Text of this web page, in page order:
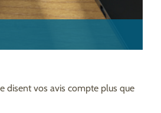
disent vos avis compte plus que